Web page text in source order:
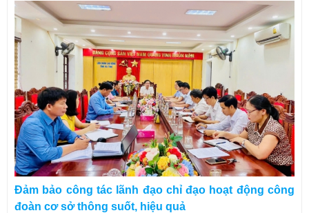
Đảm bảo công tác lãnh đạo chỉ đạo hoạt động công
đoàn cơ sở thông suốt, hiệu quả